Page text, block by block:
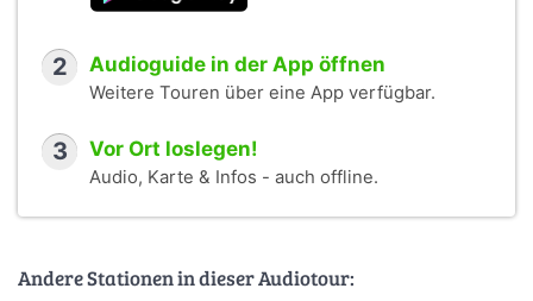
2 Audioguide in der App öffnen
Weitere Touren über eine App verfügbar.
3 Vor Ort loslegen!
Audio, Karte & Infos - auch offline.
Andere Stationen in dieser Audiotour: